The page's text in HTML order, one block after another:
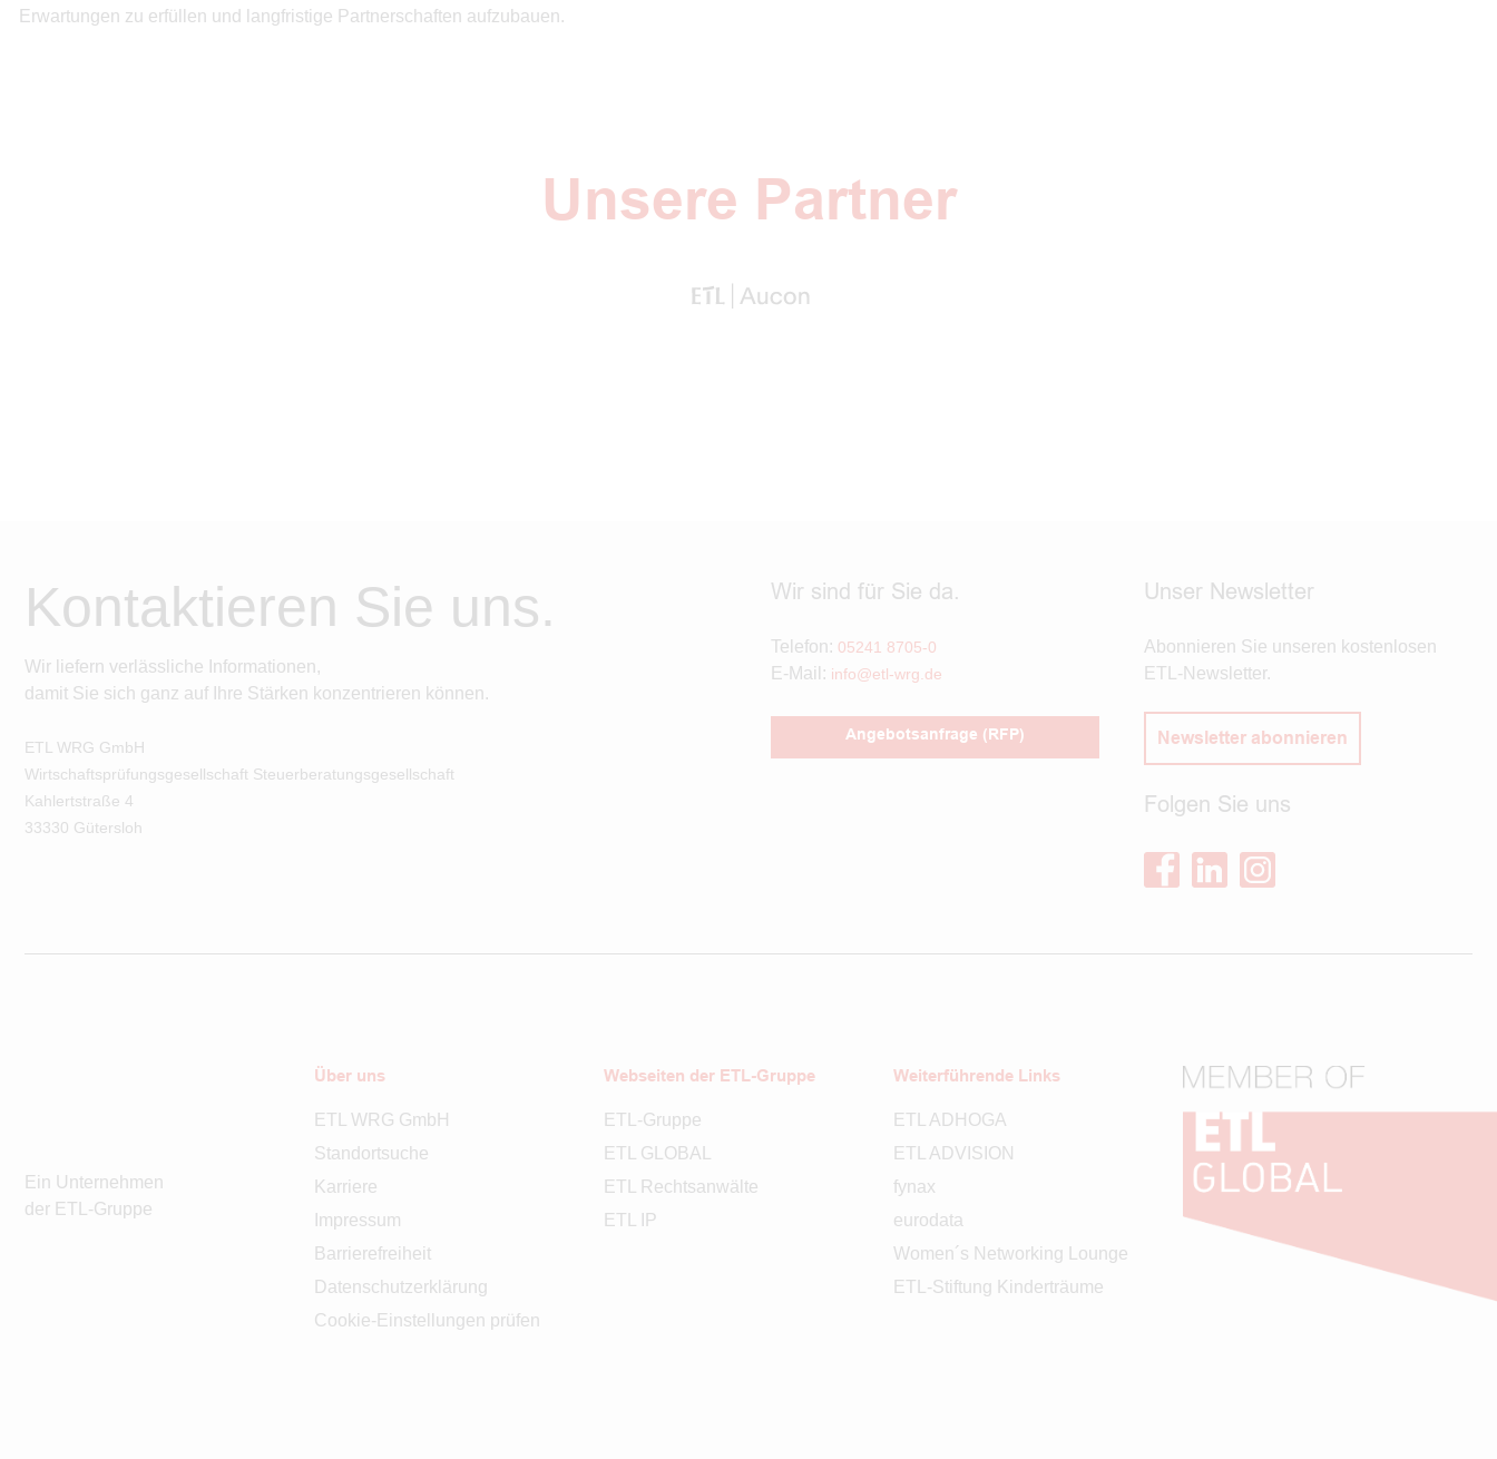
Erwartungen zu erfüllen und langfristige Partnerschaften aufzubauen.
Unsere Partner
Kontaktieren Sie uns.
Wir liefern verlässliche Informationen,
damit Sie sich ganz auf Ihre Stärken konzentrieren können.
ETL WRG GmbH
Wirtschaftsprüfungsgesellschaft Steuerberatungsgesellschaft
Kahlertstraße 4
33330 Gütersloh
Wir sind für Sie da.
Telefon: 05241 8705-0
E-Mail: info@etl-wrg.de
Angebotsanfrage (RFP)
Unser Newsletter
Abonnieren Sie unseren kostenlosen
ETL-Newsletter.
Newsletter abonnieren
Folgen Sie uns
Ein Unternehmen
der ETL-Gruppe
Über uns
ETL WRG GmbH
Standortsuche
Karriere
Impressum
Barrierefreiheit
Datenschutzerklärung
Cookie-Einstellungen prüfen
Webseiten der ETL-Gruppe
ETL-Gruppe
ETL GLOBAL
ETL Rechtsanwälte
ETL IP
Weiterführende Links
ETL ADHOGA
ETL ADVISION
fynax
eurodata
Women´s Networking Lounge
ETL-Stiftung Kinderträume